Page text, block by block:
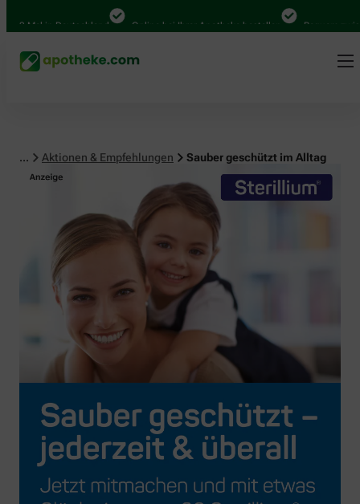
Mal in Deutschland Online bei Ihrer Apotheke bestellen Bequem
... Aktionen & Empfehlungen Sauber geschützt im Alltag